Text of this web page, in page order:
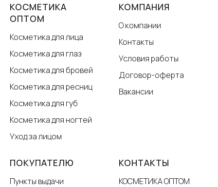
КОСМЕТИКА
ОПТОМ
Косметика для лица
Косметика для глаз
Косметика для бровей
Косметика для ресниц
Косметика для губ
Косметика для ногтей
Уход за лицом
КОМПАНИЯ
О компании
Контакты
Условия работы
Договор-оферта
Вакансии
ПОКУПАТЕЛЮ
Пункты выдачи
КОНТАКТЫ
КОСМЕТИКА ОПТОМ